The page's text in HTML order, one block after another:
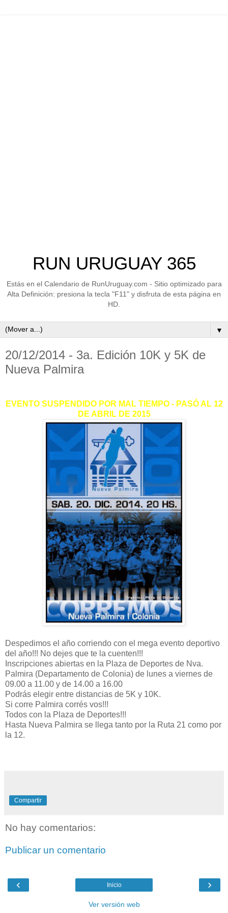
RUN URUGUAY 365
Estás en el Calendario de RunUruguay.com - Sitio optimizado para
Alta Definición: presiona la tecla "F11" y disfruta de esta página en
HD.
▼
20/12/2014 - 3a. Edición 10K y 5K de
Nueva Palmira
EVENTO SUSPENDIDO POR MAL TIEMPO - PASÓ AL 12
DE ABRIL DE 2015
Despedimos el año corriendo con el mega evento deportivo
del año!!! No dejes que te la cuenten!!!
Inscripciones abiertas en la Plaza de Deportes de Nva.
Palmira (Departamento de Colonia) de lunes a viernes de
09.00 a 11.00 y de 14.00 a 16.00
Podrás elegir entre distancias de 5K y 10K.
Si corre Palmira corrés vos!!!
Todos con la Plaza de Deportes!!!
Hasta Nueva Palmira se llega tanto por la Ruta 21 como por
la 12.
Compartir
No hay comentarios:
Publicar un comentario
‹ ›
Inicio
Ver versión web